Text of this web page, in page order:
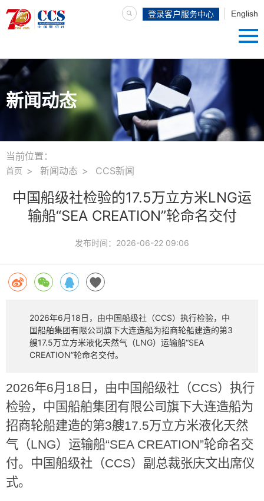
English
登录客户服务中心
新闻动态
当前位置：
首页 新闻动态 CCS新闻
中国船级社检验的17.5万立方米LNG运
输船“SEA CREATION”轮命名交付
发布时间： 2026-06-22 09:06
2026年6月18日，由中国船级社（CCS）执行检验，中
国船舶集团有限公司旗下大连造船为招商轮船建造的第3
艘17.5万立方米液化天然气（LNG）运输船“SEA
CREATION”轮命名交付。
2026年6月 18 日，由中国船级社（CCS）执行
检验，中国船舶集团有限公司旗下大连造船为
招商轮船建造的第3艘17.5万立方米液化天然
气（LNG）运输船“SEA CREATION”轮命名交
付。中国船级社（CCS）副总裁张庆文出席仪
式。